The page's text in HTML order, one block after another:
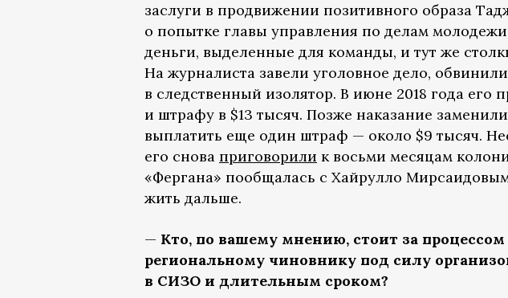
заслуги в продвижении позитивного образа
о попытке главы управления по делам
деньги, выделенные для команды, и тут же
На журналиста завели уголовное дело,
в следственный изолятор. В июне 2018 года его
и штрафу в $13 тысяч. Позже наказание
выплатить еще один штраф — около $9 тысяч.
его снова приговорили к восьми месяцам
«Фергана» пообщалась с Хайрулло
жить дальше.
— Кто, по вашему мнению, стоит за
региональному чиновнику под силу
в СИЗО и длительным сроком?